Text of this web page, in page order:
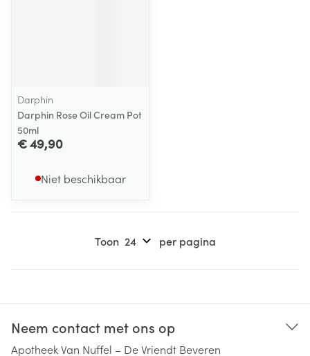
Darphin
Darphin Rose Oil Cream Pot
50ml
€ 49,90
Niet beschikbaar
Toon per pagina
Neem contact met ons op
Apotheek Van Nuffel – De Vriendt Beveren